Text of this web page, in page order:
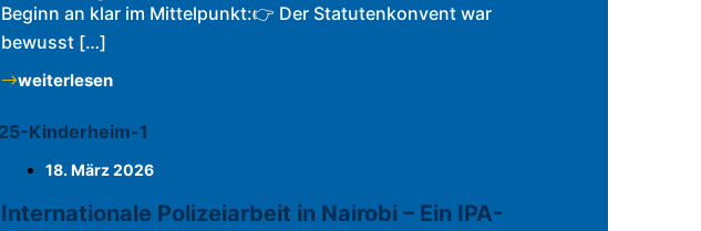
Beginn an klar im Mittelpunkt:👉 Der Statutenkonvent war
bewusst […]
weiterlesen
18. März 2026
Internationale Polizeiarbeit in Nairobi – Ein IPA-